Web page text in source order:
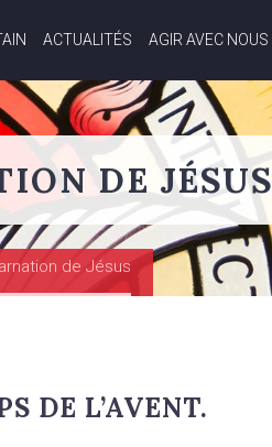
ACTUALITÉS AGIR AVEC NOUS
DE JÉSUS
de Jésus
DE L’AVENT.